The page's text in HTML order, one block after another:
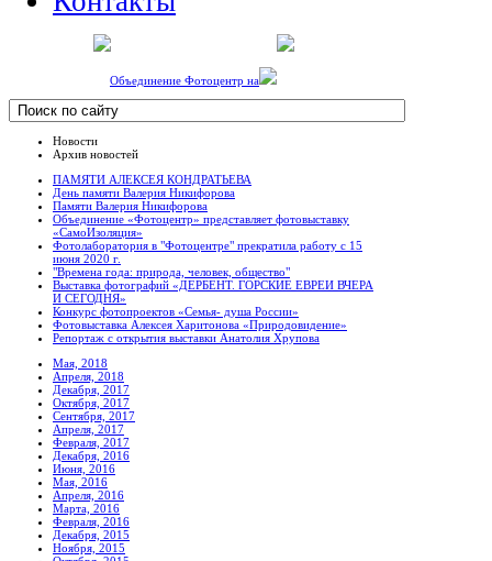
Объединение Фотоцентр на
Новости
Архив новостей
ПАМЯТИ АЛЕКСЕЯ КОНДРАТЬЕВА
День памяти Валерия Никифорова
Памяти Валерия Никифорова
Объединение «Фотоцентр» представляет фотовыставку
«СамоИзоляция»
Фотолаборатория в "Фотоцентре" прекратила работу с 15
июня 2020 г.
"Времена года: природа, человек, общество"
Выставка фотографий «ДЕРБЕНТ. ГОРСКИЕ ЕВРЕИ ВЧЕРА
И СЕГОДНЯ»
Конкурс фотопроектов «Семья- душа России»
Фотовыставка Алексея Харитонова «Природовидение»
Репортаж с открытия выставки Анатолия Хрупова
Мая, 2018
Апреля, 2018
Декабря, 2017
Октября, 2017
Сентября, 2017
Апреля, 2017
Февраля, 2017
Декабря, 2016
Июня, 2016
Мая, 2016
Апреля, 2016
Марта, 2016
Февраля, 2016
Декабря, 2015
Ноября, 2015